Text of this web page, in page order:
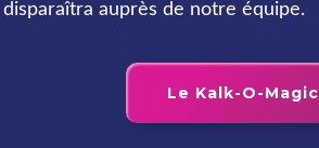
auprès de notre équipe.
Le Kalk-O-Magic